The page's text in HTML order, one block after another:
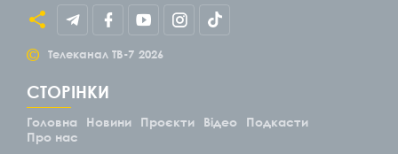
© Телеканал ТВ-7 2026
СТОРІНКИ
Головна Новини Проєкти Відео
Подкасти
Про нас